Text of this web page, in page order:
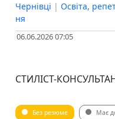
Чернівці | Освіта,
ня
06.06.2026 07:05
СТИЛІСТ-
Без резюме Має